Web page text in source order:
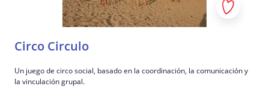
Circo Circulo
Un juego de circo social, basado en la coordinación, la comunicación y
la vinculación grupal.